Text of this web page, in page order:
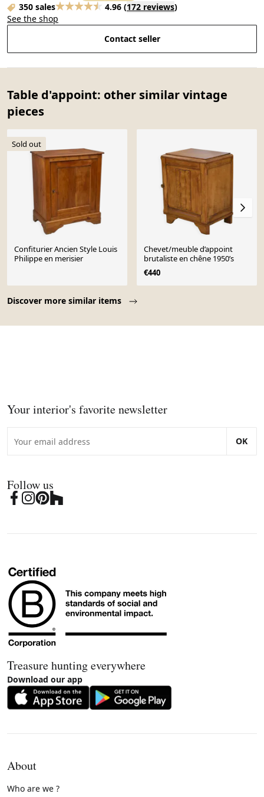
350 sales
4.96 (172 reviews)
See the shop
Contact seller
Table d'appoint: other similar vintage
pieces
Discover more similar items
Sold out
Confiturier Ancien Style Louis
Philippe en merisier
Chevet/meuble d’appoint
brutaliste en chêne 1950’s
€440
Your interior's favorite newsletter
OK
Follow us
Treasure hunting everywhere
Download our app
About
Who are we ?